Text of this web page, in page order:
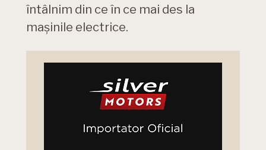
întâlnim din ce în ce mai des la
mașinile electrice.